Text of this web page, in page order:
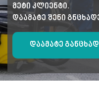
მეტი კლიენტი.
დაამატე შენი
დაამატე